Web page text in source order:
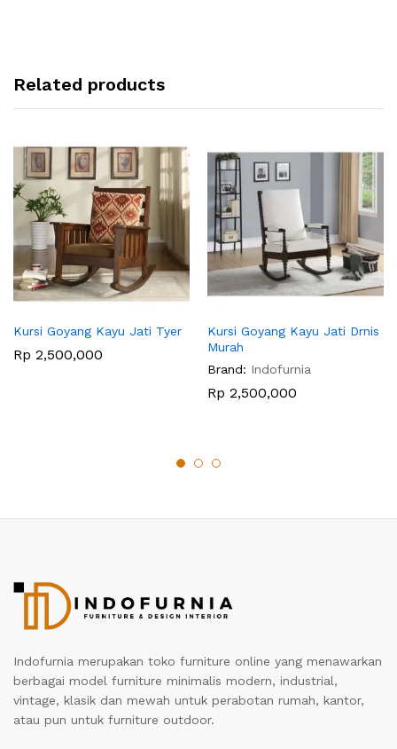
Related products
Kursi Goyang Kayu Jati Tyer
Rp 2,500,000
Kursi Goyang Kayu Jati Drnis
Murah
Brand: Indofurnia
Rp 2,500,000
Indofurnia merupakan toko furniture online yang menawarkan
berbagai model furniture minimalis modern, industrial,
vintage, klasik dan mewah untuk perabotan rumah, kantor,
atau pun untuk furniture outdoor.